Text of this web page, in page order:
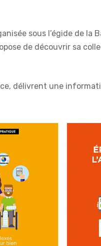
sous l’égide de la
de découvrir sa
délivrent une